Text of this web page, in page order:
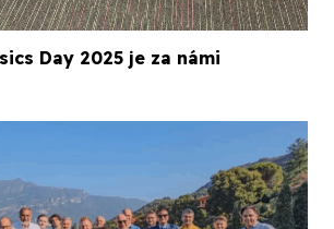
Day 2025 je za námi